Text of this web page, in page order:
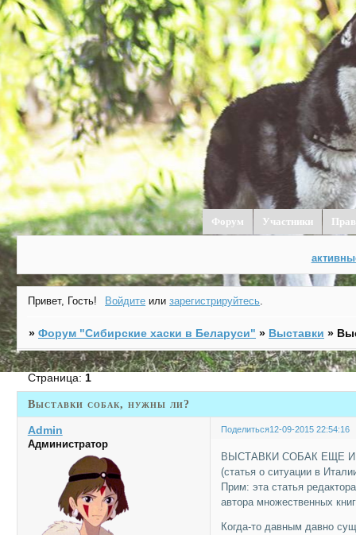
Форум Участники
Привет, Гость! Войдите илизарегистрируйтесь.
»Форум "Cибирские хаски в Беларуси" » Выставки »
Выставки собак, нужны ли?
Страница: 1
Поделиться12-09-2015 22:54:16
Admin
Администратор
ВЫСТАВКИ СОБАК ЕЩЕ
(статья о ситуации в
Прим: эта статья
автора множественных
Когда-то давным давно